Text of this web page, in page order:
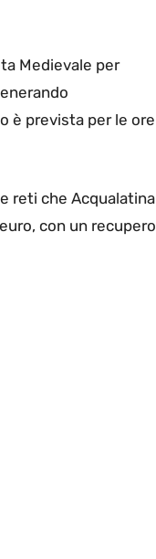
Medievale per
è prevista per le ore
reti che Acqualatina
con un recupero